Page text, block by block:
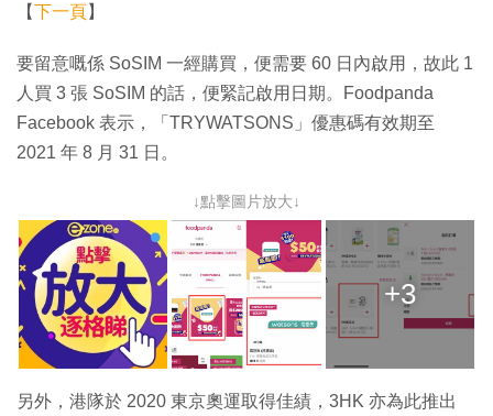
【下一頁】
要留意嘅係 SoSIM 一經購買，便需要 60 日內啟用，故此 1
人買 3 張 SoSIM 的話，便緊記啟用日期。Foodpanda
Facebook 表示，「TRYWATSONS」優惠碼有效期至
2021 年 8 月 31 日。
↓點擊圖片放大↓
+3
另外，港隊於 2020 東京奧運取得佳績，3HK 亦為此推出